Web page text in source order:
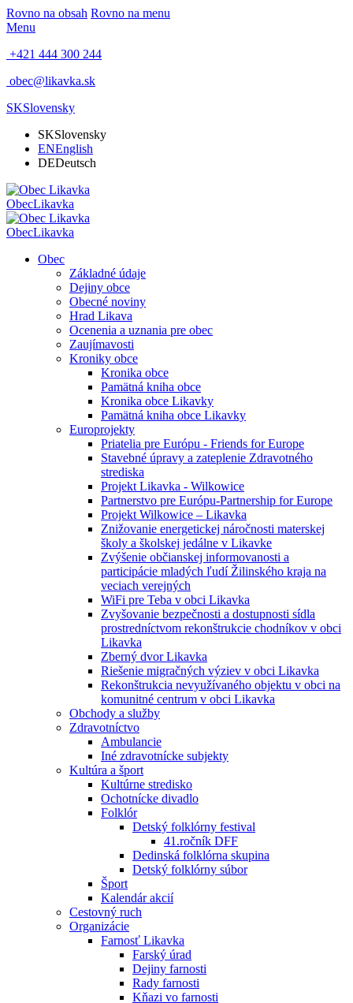
Rovno na obsah Rovno na menu
Menu
+421 444 300 244
obec@likavka.sk
SKSlovensky
SKSlovensky
ENEnglish
DEDeutsch
ObecLikavka
ObecLikavka
Obec
Základné údaje
Dejiny obce
Obecné noviny
Hrad Likava
Ocenenia a uznania pre obec
Zaujímavosti
Kroniky obce
Kronika obce
Pamätná kniha obce
Kronika obce Likavky
Pamätná kniha obce Likavky
Europrojekty
Priatelia pre Európu - Friends for Europe
Stavebné úpravy a zateplenie Zdravotného
strediska
Projekt Likavka - Wilkowice
Partnerstvo pre Európu-Partnership for Europe
Projekt Wilkowice – Likavka
Znižovanie energetickej náročnosti materskej
školy a školskej jedálne v Likavke
Zvýšenie občianskej informovanosti a
participácie mladých ľudí Žilinského kraja na
veciach verejných
WiFi pre Teba v obci Likavka
Zvyšovanie bezpečnosti a dostupnosti sídla
prostredníctvom rekonštrukcie chodníkov v obci
Likavka
Zberný dvor Likavka
Riešenie migračných výziev v obci Likavka
Rekonštrukcia nevyužívaného objektu v obci na
komunitné centrum v obci Likavka
Obchody a služby
Zdravotníctvo
Ambulancie
Iné zdravotnícke subjekty
Kultúra a šport
Kultúrne stredisko
Ochotnícke divadlo
Folklór
Detský folklórny festival
41.ročník DFF
Dedinská folklórna skupina
Detský folklórny súbor
Šport
Kalendár akcií
Cestovný ruch
Organizácie
Farnosť Likavka
Farský úrad
Dejiny farnosti
Rady farnosti
Kňazi vo farnosti